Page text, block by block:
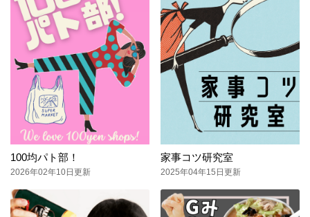
100均パト部！
2026年02年10日更新
家事コツ研究室
2025年04年15日更新